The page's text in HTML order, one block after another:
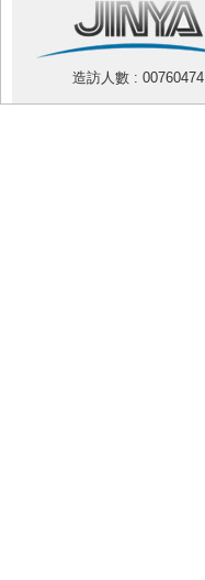
造訪人數 : 00760474